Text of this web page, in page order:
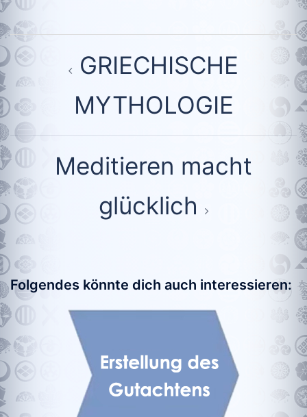
Beitragsnavigation
GRIECHISCHE
MYTHOLOGIE
Meditieren macht
glücklich
Folgendes könnte dich auch interessieren: